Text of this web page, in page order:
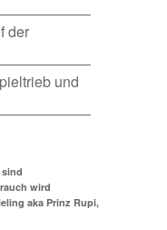
der
und
wird
aka Prinz Rupi,